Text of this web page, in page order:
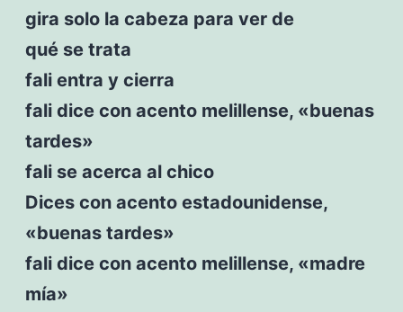
gira solo la cabeza para ver de
qué se trata
fali entra y cierra
fali dice con acento melillense, «buenas
tardes»
fali se acerca al chico
Dices con acento estadounidense,
«buenas tardes»
fali dice con acento melillense, «madre
mía»